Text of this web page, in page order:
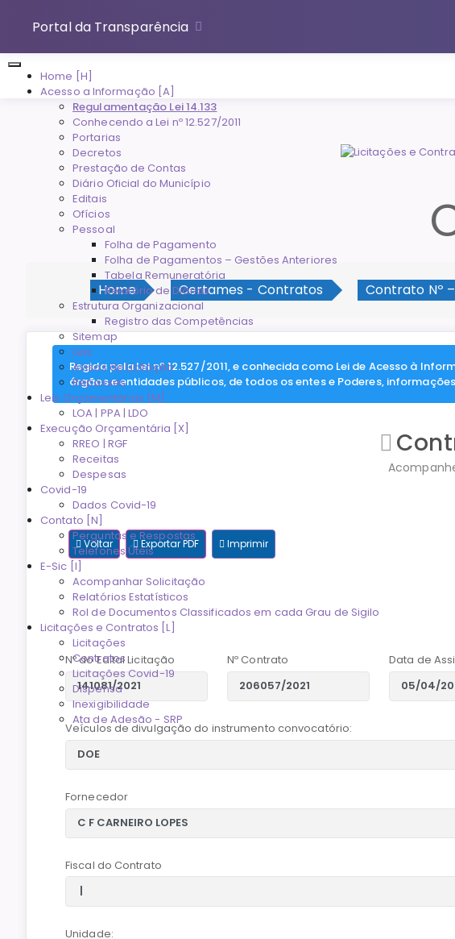
Home [H]
Acesso a Informação [A]
Regulamentação Lei 14.133
Conhecendo a Lei nº 12.527/2011
Portarias
Decretos
Prestação de Contas
Diário Oficial do Município
Editais
Ofícios
Pessoal
Folha de Pagamento
Folha de Pagamentos – Gestões Anteriores
Tabela Remuneratória
Relatório de Diárias
Estrutura Organizacional
Registro das Competências
Sitemap
Leis
Avisos de Licitação
Repasses
Leis Orçamentárias [M]
LOA | PPA | LDO
Execução Orçamentária [X]
RREO | RGF
Receitas
Despesas
Covid-19
Dados Covid-19
Contato [N]
Perguntas e Respostas
Telefones Úteis
E-Sic [I]
Acompanhar Solicitação
Relatórios Estatísticos
Rol de Documentos Classificados em cada Grau de Sigilo
Licitações e Contratos [L]
Licitações
Contratos
Licitações Covid-19
Dispensa
Inexigibilidade
Ata de Adesão - SRP
Portal da Transparência
Home Certames - Contratos Contrato Nº
Regida pela Lei nº 12.527/2011, e conhecida como Lei de Acesso à
órgãos e entidades públicos, de todos os entes e Poderes,
Voltar Exportar PDF Imprimir
Nº do Edital Licitação Nº Contrato Data de
Veículos de divulgação do instrumento convocatório:
Fornecedor
Fiscal do Contrato
Unidade: